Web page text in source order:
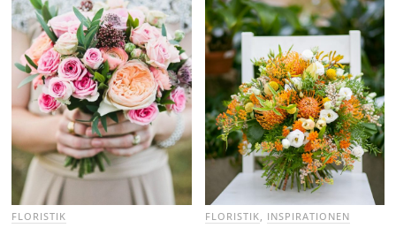
FLORISTIK FLORISTIK INSPIRATIONEN